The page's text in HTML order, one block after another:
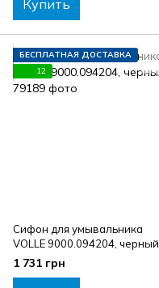
Купить
БЕСПЛАТНАЯ ДОСТАВКА
12
Сифон для умывальника
VOLLE 9000.094204, черный
1 731 грн